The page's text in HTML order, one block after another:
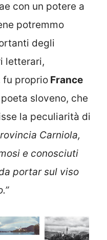
con un potere a
potremmo
degli
letterari,
fu proprio France
sloveno, che
la peculiarità di
Carniola,
e conosciuti
portar sul viso